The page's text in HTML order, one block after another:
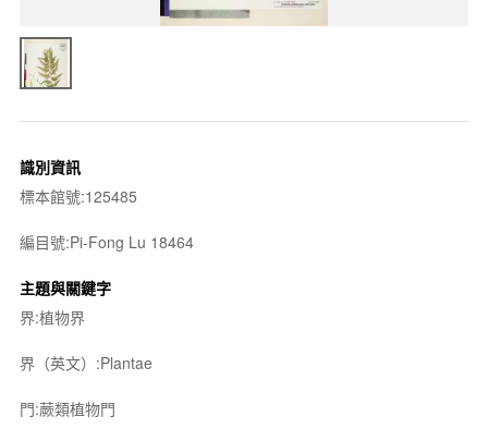
識別資訊
標本館號:125485
編目號:Pi-Fong Lu 18464
主題與關鍵字
界:植物界
界（英文）:Plantae
門:蕨類植物門